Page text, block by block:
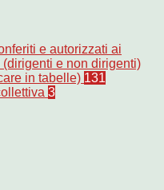
e autorizzati ai
e non dirigenti)
in tabelle) 131
3